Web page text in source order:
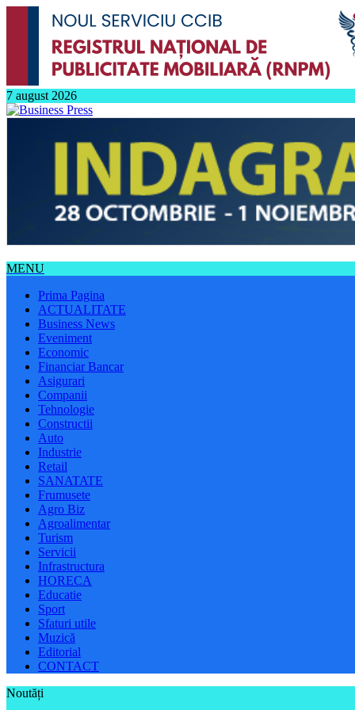
7 august 2026
MENU
Prima Pagina
ACTUALITATE
Business News
Eveniment
Economic
Financiar Bancar
Asigurari
Companii
Tehnologie
Constructii
Auto
Industrie
Retail
SANATATE
Frumusete
Agro Biz
Agroalimentar
Turism
Servicii
Infrastructura
HORECA
Educatie
Sport
Sfaturi utile
Muzică
Editorial
CONTACT
Noutăți